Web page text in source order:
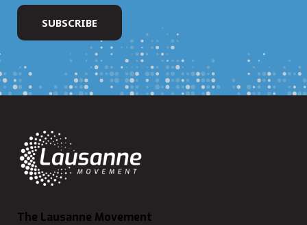
The Lausanne Movement